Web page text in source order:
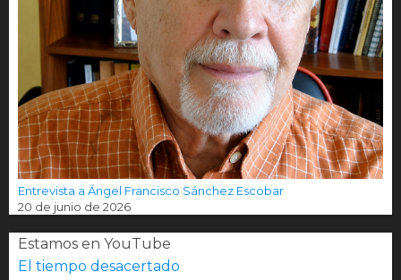
Entrevista a Ángel Francisco Sánchez Escobar
20 de junio de 2026
Estamos en YouTube
El tiempo desacertado